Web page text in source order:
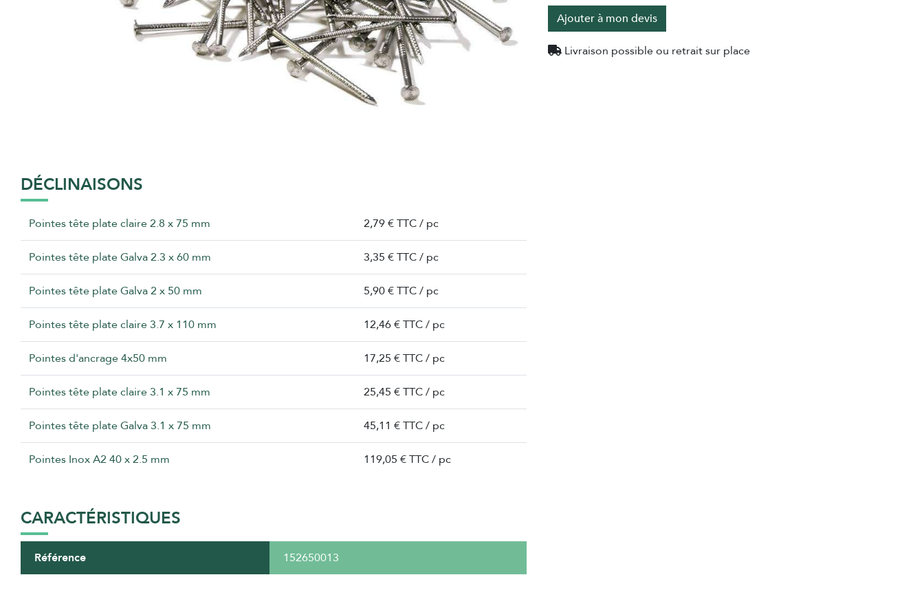
DÉCLINAISONS
Pointes tête plate claire 2.8 x 75 mm 2,79 € TTC / pc
Pointes tête plate Galva 2.3 x 60 mm 3,35 € TTC / pc
Pointes tête plate Galva 2 x 50 mm 5,90 € TTC / pc
Pointes tête plate claire 3.7 x 110 mm 12,46 € TTC / pc
Pointes d'ancrage 4x50 mm 17,25 € TTC / pc
Pointes tête plate claire 3.1 x 75 mm 25,45 € TTC / pc
Pointes tête plate Galva 3.1 x 75 mm 45,11 € TTC / pc
Pointes Inox A2 40 x 2.5 mm 119,05 € TTC / pc
CARACTÉRISTIQUES
Référence 152650013
Ajouter à mon devis
Livraison possible ou retrait sur place